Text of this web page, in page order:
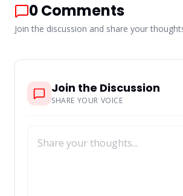
0Comments
Join the discussion and share your
Join the Discussion
SHARE YOUR VOICE